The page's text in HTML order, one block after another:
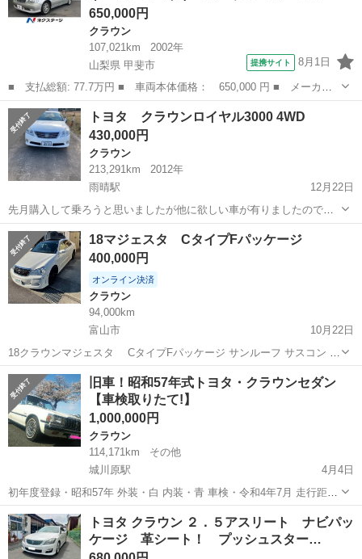
650,000円
クラウン
107,021km
2002年
山梨県 甲斐市
提携サイト 8月1日
■ 支払総額: 77.7万円 ■ 車両本体価格： 650,000 円 ■ メーカー
名： トヨタ ■ 車種名： クラウンエステート ■ グレード名：
アスリート 禁煙車 ＨＩＤヘッド ルーフレール ＥＴＣ 純正１
６インチアル...
山梨 甲斐市 クラウン
トヨタ クラウンロイヤル3000 4WD
430,000円
クラウン
213,291km
2012年
雨晴駅
12月22日
先月購入して乗ろうと思いましたが他に欲しい車が有りましたので出
します。 購入後、車検近かった為車検受けたてです。 これからの季節
に最適な4WDです。 しかも、最終モデルの3000ccで初年度登録は24
年12月 中々無いのと希...
富山 高岡市 クラウン クラウンロイヤル
18マジェスタ CタイプFパッケージ
400,000円
オンライン決済
クラウン
94,000km
富山市
10月22日
18クラウンマジェスタ CタイプFパッケージ サンルーフ サスコン 21
インチ スタッドレスタイヤ付き 走行距離94000km(多少伸びます) 車検
R4年3月 運転席側フロントドア凹みあり。 リアガラスのサンシェー
ド...
富山 富山市 クラウン マジェスタ
旧車！昭和57年式トヨタ・クラウンセダン
【車検取りたて!】
1,000,000円
クラウン
114,171km
その他
城川原駅
4月4日
初年度登録・昭和57年 外装・白 内装・青 車検・令和4年7月 走行距
離・114171㎞【実走】 ＊たまに使用する為、伸びます。 排気量・
2000cc 装備・AT PS PW AC【R134変換済】 外装・年式相応【初代オ
ー...
富山 富山市 城川原駅
トヨタ クラウン ２．５アスリート ナビパッ
ケージ 革シート！ プッシュスター…